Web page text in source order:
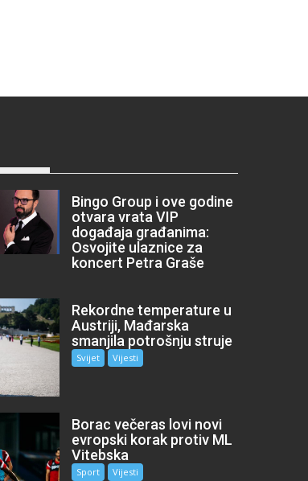
Bingo Group i ove godine
otvara vrata VIP
događaja građanima:
Osvojite ulaznice za
koncert Petra Graše
Rekordne temperature u
Austriji, Mađarska
smanjila potrošnju struje
Svijet Vijesti
Borac večeras lovi novi
evropski korak protiv ML
Vitebska
Sport Vijesti